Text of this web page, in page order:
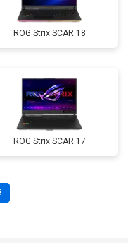
ROG Strix SCAR 18
ROG Strix SCAR 17